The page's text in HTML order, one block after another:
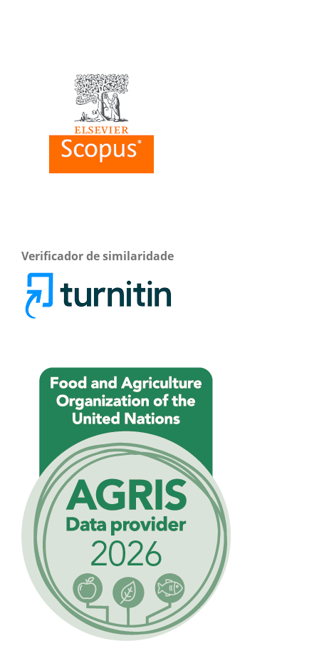
Verificador de similaridade